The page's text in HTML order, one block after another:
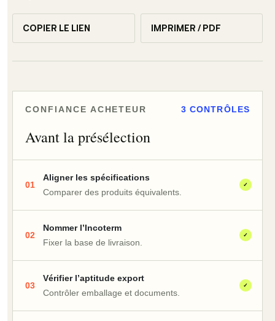
COPIER LE LIEN IMPRIMER / PDF
CONFIANCE ACHETEUR 3 CONTRÔLES
Avant la présélection
01
Aligner les spécifications
Comparer des produits équivalents.
✓
02
Nommer l’Incoterm
Fixer la base de livraison.
✓
03
Vérifier l’aptitude export
Contrôler emballage et documents.
✓